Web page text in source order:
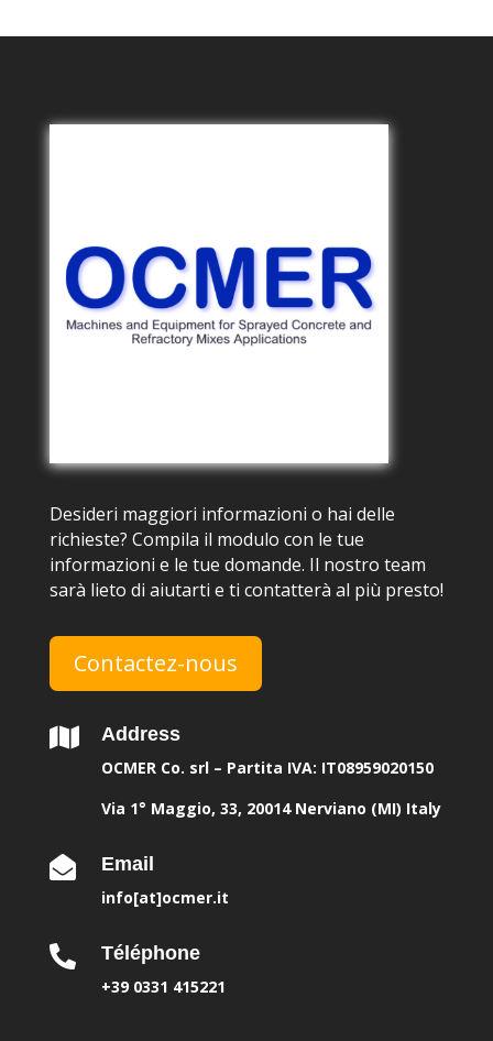
Desideri maggiori informazioni o hai delle
richieste? Compila il modulo con le tue
informazioni e le tue domande. Il nostro team
sarà lieto di aiutarti e ti contatterà al più presto!
Contactez-nous
 Address
OCMER Co. srl – Partita IVA: IT08959020150
Via 1° Maggio, 33, 20014 Nerviano (MI) Italy
 Email
info[at]ocmer.it
 Téléphone
+39 0331 415221